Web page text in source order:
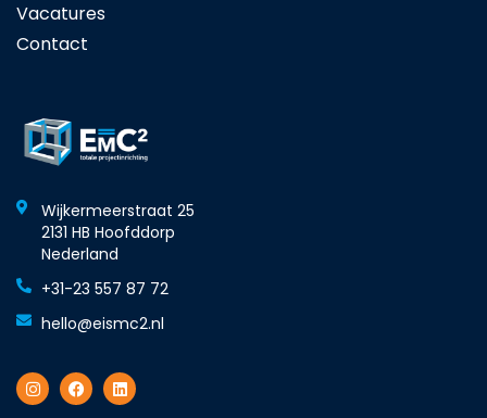
Wijkermeerstraat 25
2131 HB Hoofddorp
Nederland
+31-23 557 87 72
hello@eismc2.nl
Vacatures
Contact